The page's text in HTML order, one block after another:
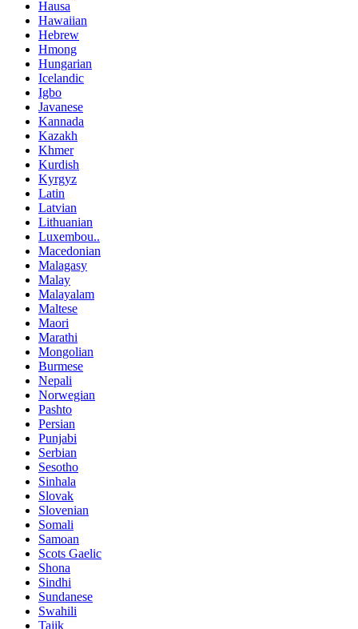
Hausa
Hawaiian
Hebrew
Hmong
Hungarian
Icelandic
Igbo
Javanese
Kannada
Kazakh
Khmer
Kurdish
Kyrgyz
Latin
Latvian
Lithuanian
Luxembou..
Macedonian
Malagasy
Malay
Malayalam
Maltese
Maori
Marathi
Mongolian
Burmese
Nepali
Norwegian
Pashto
Persian
Punjabi
Serbian
Sesotho
Sinhala
Slovak
Slovenian
Somali
Samoan
Scots Gaelic
Shona
Sindhi
Sundanese
Swahili
Tajik